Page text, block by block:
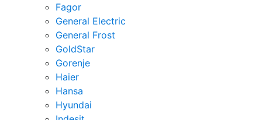
Fagor
General Electric
General Frost
GoldStar
Gorenje
Haier
Hansa
Hyundai